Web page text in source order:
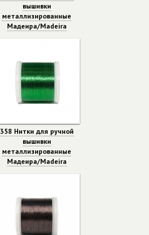
вышивки
металлизированные
Мадеира/Madeira
358 Нитки для ручной
вышивки
металлизированные
Мадеира/Madeira